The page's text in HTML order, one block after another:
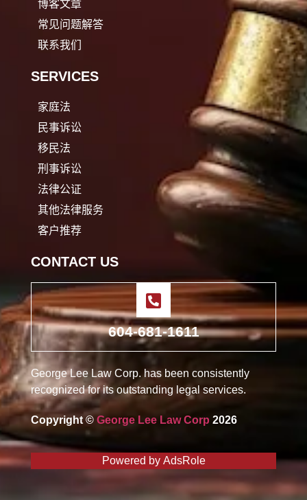
博客文章
常见问题解答
联系我们
SERVICES
家庭法
民事诉讼
移民法
刑事诉讼
法律公证
其他法律服务
客户推荐
CONTACT US
604-681-1611
George Lee Law Corp. has been consistently
recognized for its outstanding legal services.
Copyright © George Lee Law Corp 2026
Powered by AdsRole